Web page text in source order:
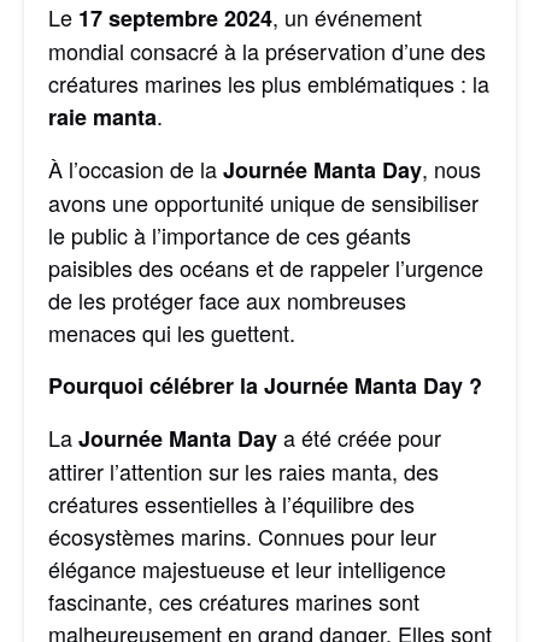
Le 17 septembre 2024, un événement
mondial consacré à la préservation d’une des
créatures marines les plus emblématiques : la
raie manta.
À l’occasion de laJournée Manta Day, nous
avons une opportunité unique de sensibiliser
le public à l’importance de ces géants
paisibles des océans et de rappeler l’urgence
de les protéger face aux nombreuses
menaces qui les guettent.
Pourquoi célébrer la Journée Manta Day ?
LaJournée Manta Daya été créée pour
attirer l’attention sur les raies manta, des
créatures essentielles à l’équilibre des
écosystèmes marins. Connues pour leur
élégance majestueuse et leur intelligence
fascinante, ces créatures marines sont
malheureusement en grand danger. Elles sont